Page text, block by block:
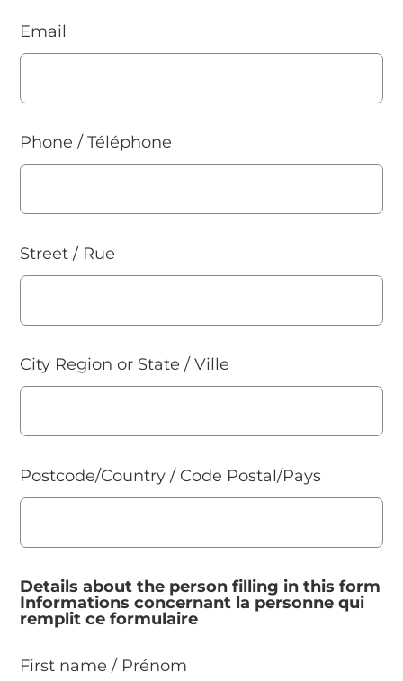
Email
Phone / Téléphone
Street / Rue
City Region or State / Ville
Postcode/Country / Code Postal/Pays
Details about the person filling in this form
Informations concernant la personne qui
remplit ce formulaire
First name / Prénom